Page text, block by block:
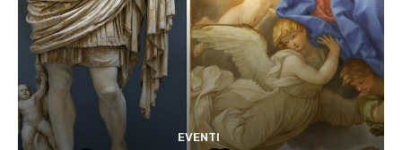
EVENTI